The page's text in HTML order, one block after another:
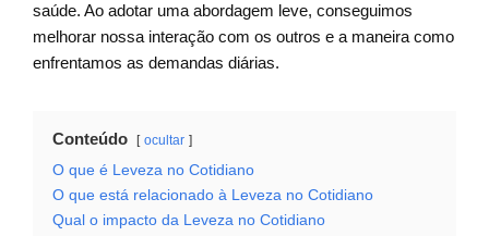
saúde. Ao adotar uma abordagem leve, conseguimos
melhorar nossa interação com os outros e a maneira como
enfrentamos as demandas diárias.
Conteúdo ocultar
O que é Leveza no Cotidiano
O que está relacionado à Leveza no Cotidiano
Qual o impacto da Leveza no Cotidiano